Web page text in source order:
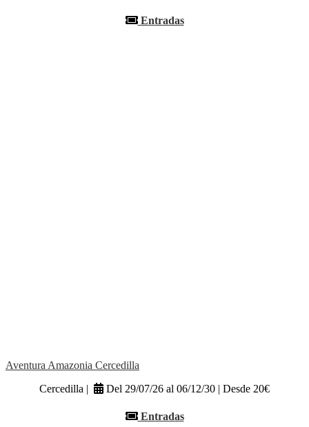
Entradas
Aventura Amazonia Cercedilla
Cercedilla |
Del 29/07/26 al 06/12/30 | Desde 20€
Entradas